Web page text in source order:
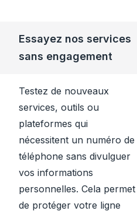
Essayez nos services
sans engagement
Testez de nouveaux
services, outils ou
plateformes qui
nécessitent un numéro de
téléphone sans divulguer
vos informations
personnelles. Cela permet
de protéger votre ligne